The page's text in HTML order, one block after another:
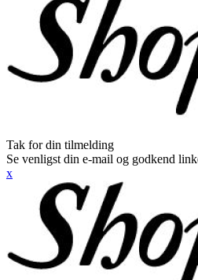
Tak for din tilmelding
Se venligst din e-mail og godkend
x